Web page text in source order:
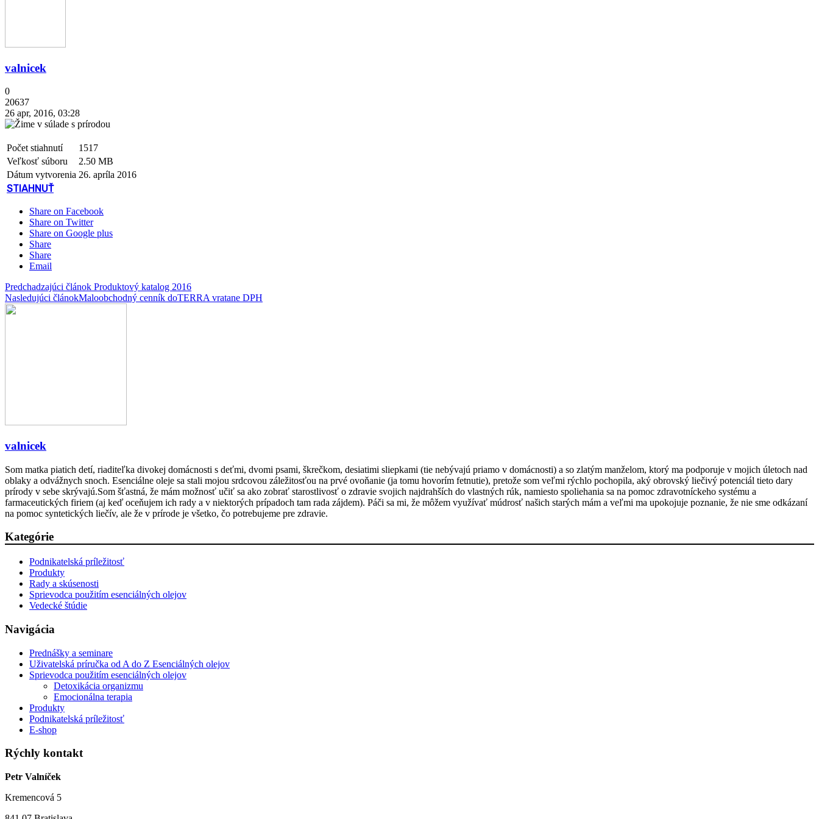
valnicek
0
20637
26 apr, 2016, 03:28
Počet stiahnutí
1517
Veľkosť súboru
2.50 MB
Dátum vytvorenia 26. apríla 2016
STIAHNUŤ
Share on Facebook
Share on Twitter
Share on Google plus
Share
Share
Email
Predchadzajúci článok Produktový katalog 2016
Nasledujúci článokMaloobchodný cenník doTERRA vratane DPH
valnicek
Som matka piatich detí, riaditeľka divokej domácnosti s deťmi, dvomi psami, škrečkom, desiatimi sliepkami (tie nebývajú priamo v domácnosti) a so zlatým manželom, ktorý ma podporuje v mojich úletoch nad
oblaky a odvážnych snoch. Esenciálne oleje sa stali mojou srdcovou záležitosťou na prvé ovoňanie (ja tomu hovorím fetnutie), pretože som veľmi rýchlo pochopila, aký obrovský liečivý potenciál tieto dary
prírody v sebe skrývajú.Som šťastná, že mám možnosť učiť sa ako zobrať starostlivosť o zdravie svojich najdrahších do vlastných rúk, namiesto spoliehania sa na pomoc zdravotníckeho systému a
farmaceutických firiem (aj keď oceňujem ich rady a v niektorých prípadoch tam rada zájdem). Páči sa mi, že môžem využívať múdrosť našich starých mám a veľmi ma upokojuje poznanie, že nie sme odkázaní
na pomoc syntetických liečív, ale že v prírode je všetko, čo potrebujeme pre zdravie.
Kategórie
Podnikatelská príležitosť
Produkty
Rady a skúsenosti
Sprievodca použitím esenciálných olejov
Vedecké štúdie
Navigácia
Prednášky a seminare
Uživatelská príručka od A do Z Esenciálných olejov
Sprievodca použitím esenciálných olejov
Detoxikácia organizmu
Emocionálna terapia
Produkty
Podnikatelská príležitosť
E-shop
Rýchly kontakt
Petr Valníček
Kremencová 5